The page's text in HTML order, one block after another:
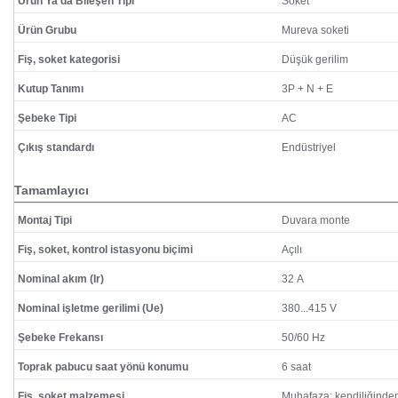
Ürün Grubu Mureva soketi
Fiş, soket kategorisi Düşük gerilim
Kutup Tanımı 3P + N + E
Şebeke Tipi AC
Çıkış standardı Endüstriyel
Tamamlayıcı
Montaj Tipi Duvara monte
Fiş, soket, kontrol istasyonu biçimi Açılı
Nominal akım (Ir) 32 A
Nominal işletme gerilimi (Ue) 380...415 V
Şebeke Frekansı 50/60 Hz
Toprak pabucu saat yönü konumu 6 saat